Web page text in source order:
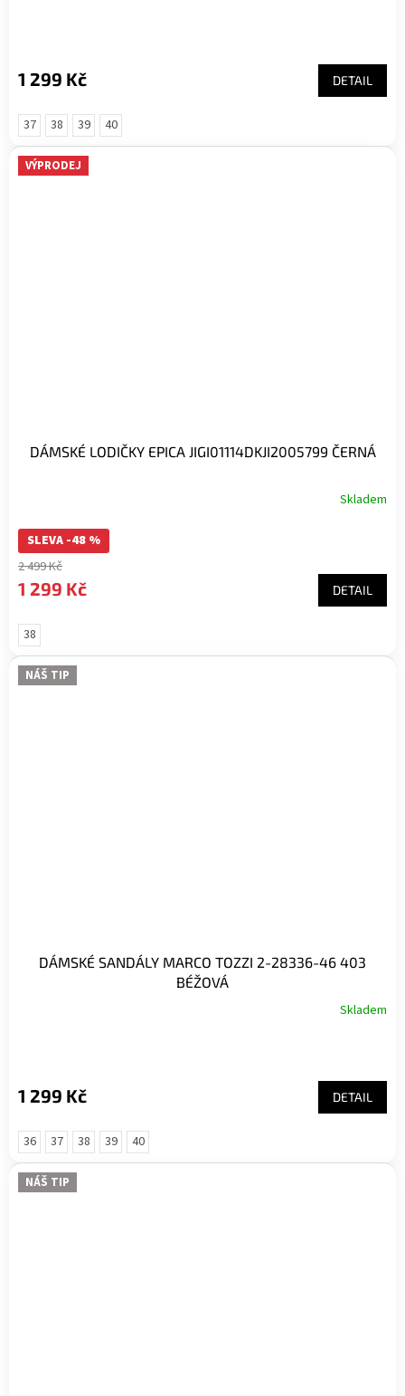
1 299 Kč DETAIL
37 38 39 40
VÝPRODEJ
DÁMSKÉ LODIČKY EPICA JIGI01114DKJI2005799 ČERNÁ
Skladem
SLEVA -48 %
2 499 Kč
1 299 Kč DETAIL
38
NÁŠ TIP
DÁMSKÉ SANDÁLY MARCO TOZZI 2-28336-46 403
BÉŽOVÁ
Skladem
1 299 Kč DETAIL
36 37 38 39 40
NÁŠ TIP